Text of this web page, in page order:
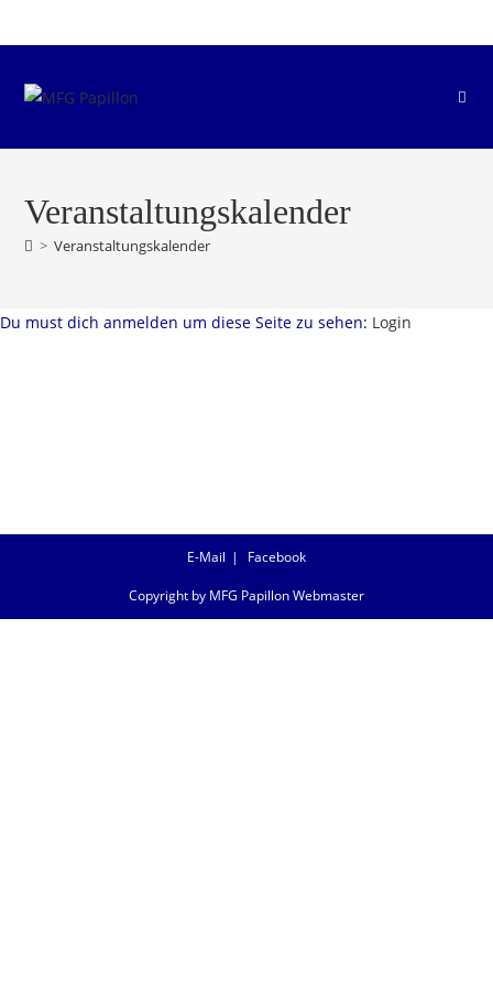
Inhalt
Veranstaltungskalender
> Veranstaltungskalender
Du must dich anmelden um diese Seite zu sehen: Login
E-Mail Facebook
Copyright by MFG Papillon Webmaster